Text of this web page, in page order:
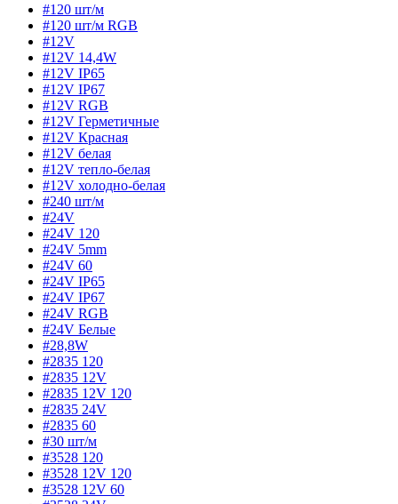
#120 шт/м
#120 шт/м RGB
#12V
#12V 14,4W
#12V IP65
#12V IP67
#12V RGB
#12V Герметичные
#12V Красная
#12V белая
#12V тепло-белая
#12V холодно-белая
#240 шт/м
#24V
#24V 120
#24V 5mm
#24V 60
#24V IP65
#24V IP67
#24V RGB
#24V Белые
#28,8W
#2835 120
#2835 12V
#2835 12V 120
#2835 24V
#2835 60
#30 шт/м
#3528 120
#3528 12V 120
#3528 12V 60